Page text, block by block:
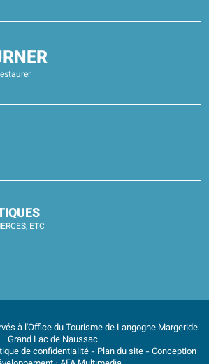
ETC
à l'Office du Tourisme de Langogne Margeride
Grand Lac de Naussac
de confidentialité - Plan du site - Conception